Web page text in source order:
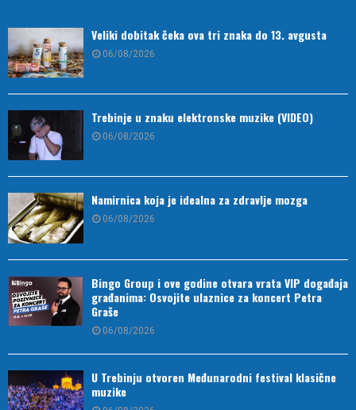
Veliki dobitak čeka ova tri znaka do 13. avgusta
06/08/2026
Trebinje u znaku elektronske muzike (VIDEO)
06/08/2026
Namirnica koja je idealna za zdravlje mozga
06/08/2026
Bingo Group i ove godine otvara vrata VIP događaja
građanima: Osvojite ulaznice za koncert Petra
Graše
06/08/2026
U Trebinju otvoren Međunarodni festival klasične
muzike